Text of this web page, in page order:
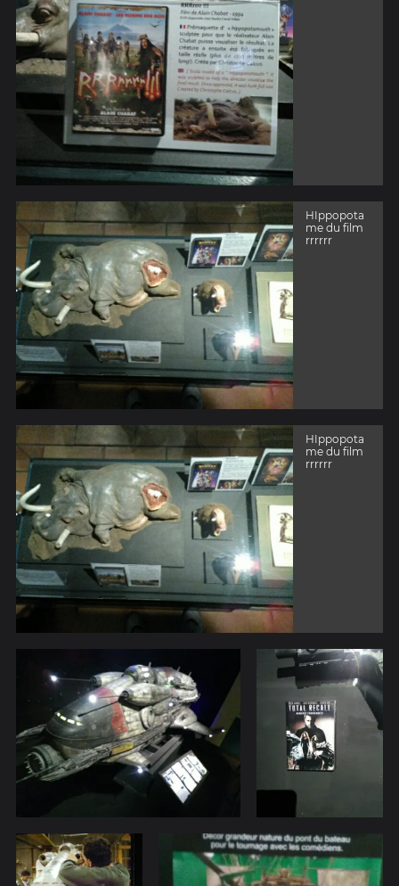
HIppopota
me du film
rrrrrr
HIppopota
me du film
rrrrrr